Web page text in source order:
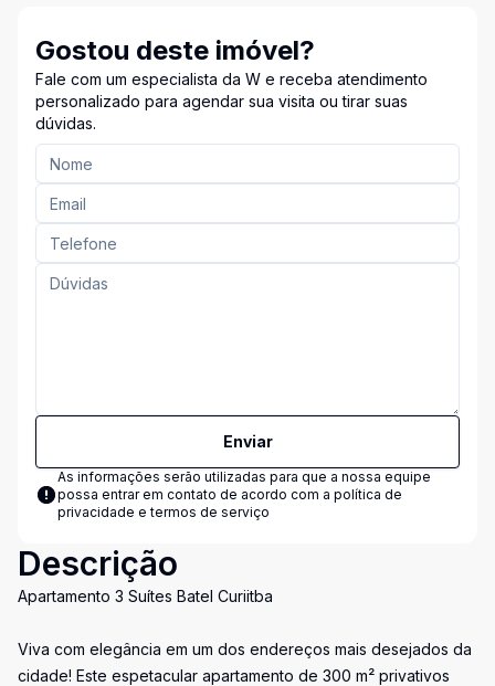
Gostou deste imóvel?
Fale com um especialista da W e receba atendimento
personalizado para agendar sua visita ou tirar suas
dúvidas.
Enviar
As informações serão utilizadas para que a nossa equipe
possa entrar em contato de acordo com a política de
privacidade e termos de serviço
Descrição
Apartamento 3 Suítes Batel Curiitba
Viva com elegância em um dos endereços mais desejados da
cidade! Este espetacular apartamento de 300 m² privativos